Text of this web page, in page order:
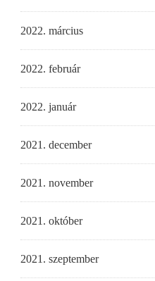
2022. március
2022. február
2022. január
2021. december
2021. november
2021. október
2021. szeptember